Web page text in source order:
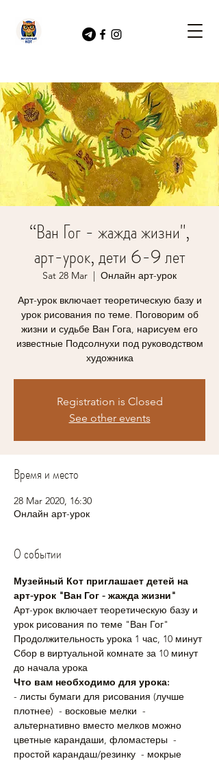
“Ван Гог - жажда жизни",
арт-урок, дети 6-9 лет
Sat 28 Mar
  |
Онлайн арт-урок
Арт-урок включает теоретическую базу и
урок рисования по теме. Поговорим об
жизни и судьбе Ван Гога, нарисуем его
известные Подсолнухи под руководством
художника
Registration is Closed
See other events
Время и место
28 Mar 2020, 16:30
Онлайн арт-урок
О событии
Музейный Кот приглашает детей на
арт-урок "Ван Гог - жажда жизни"
Арт-урок включает теоретическую базу и
урок рисования по теме "Ван Гог"
Продолжительность урока 1 час, 10 минут
Сбор в виртуальной комнате за 10 минут
до начала урока
Что вам необходимо для урока:
- листы бумаги для рисования (лучше
плотнее)  - восковые мелки  -
альтернативно вместо мелков можно
цветные карандаши, фломастеры  -
простой карандаш/резинку  - мокрые